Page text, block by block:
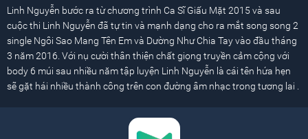
Linh Nguyễn bước ra từ chương trình Ca Sĩ Giấu Mặt 2015 và sau
cuộc thi Linh Nguyễn đã tự tin và mạnh dạng cho ra mắt song song 2
single Ngôi Sao Mang Tên Em và Dường Như Chia Tay vào đầu tháng
3 năm 2016. Với nụ cười thân thiện chất giọng truyền cảm cộng với
body 6 múi sau nhiều năm tập luyện Linh Nguyễn là cái tên hứa hẹn
sẽ gặt hái nhiều thành công trên con đường âm nhạc trong tương lai .